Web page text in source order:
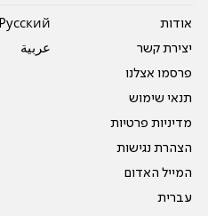
אודות
יצירת קשר
פרסמו אצלנו
תנאי שימוש
מדיניות פרטיות
הצהרת נגישות
המייל האדום
עברית
Pусский
عربية